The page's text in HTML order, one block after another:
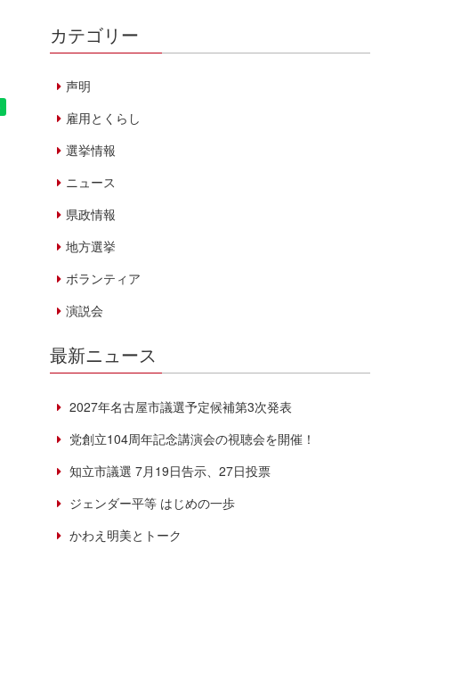
カテゴリー
声明
雇用とくらし
選挙情報
ニュース
県政情報
地方選挙
ボランティア
演説会
最新ニュース
2027年名古屋市議選予定候補第3次発表
党創立104周年記念講演会の視聴会を開催！
知立市議選 7月19日告示、27日投票
ジェンダー平等 はじめの一歩
かわえ明美とトーク